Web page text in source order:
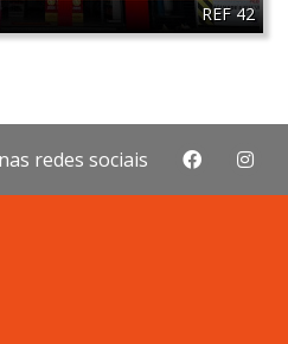
REF 42
redes sociais